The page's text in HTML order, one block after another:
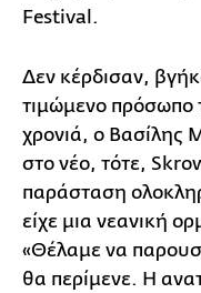
Festival.
Δεν κέρδισαν,
τιμώμενο πρόσωπο
χρονιά, ο Βασίλης
στο νέο, τότε,
παράσταση
είχε μια νεανική
«Θέλαμε να
θα περίμενε. Η